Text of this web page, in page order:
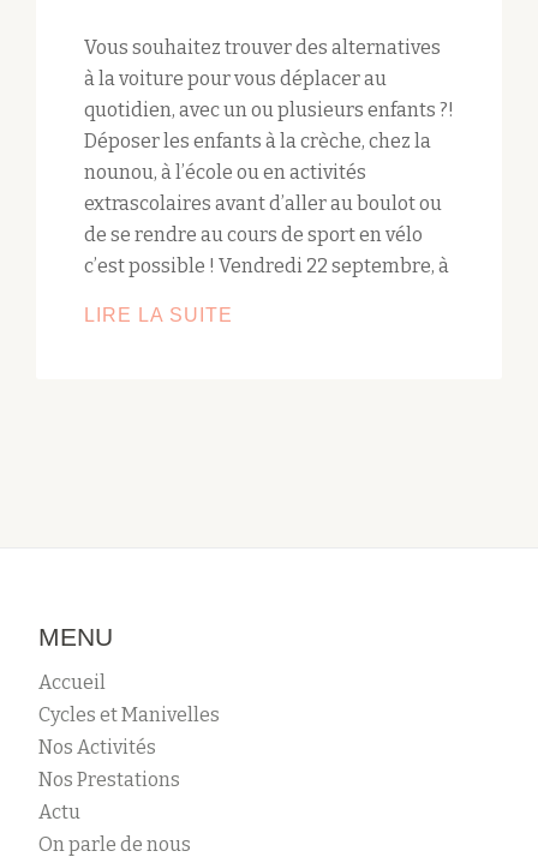
Vous souhaitez trouver des alternatives
à la voiture pour vous déplacer au
quotidien, avec un ou plusieurs enfants ?!
Déposer les enfants à la crèche, chez la
nounou, à l’école ou en activités
extrascolaires avant d’aller au boulot ou
de se rendre au cours de sport en vélo
c’est possible ! Vendredi 22 septembre, à
LIRE LA SUITE
MENU
Accueil
Cycles et Manivelles
Nos Activités
Nos Prestations
Actu
On parle de nous